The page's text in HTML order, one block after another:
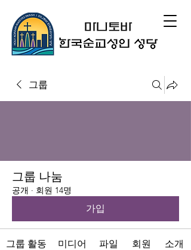
그룹
그룹 나눔
공개 · 회원 14명
가입
그룹 활동 미디어 파일 회원 소개